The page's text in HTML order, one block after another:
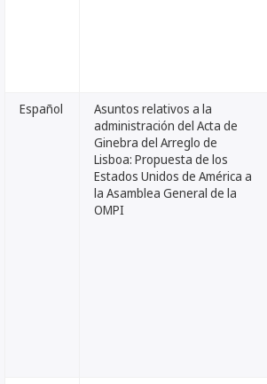
Español
Asuntos relativos a la
administración del Acta de
Ginebra del Arreglo de
Lisboa: Propuesta de los
Estados Unidos de América a
la Asamblea General de la
OMPI